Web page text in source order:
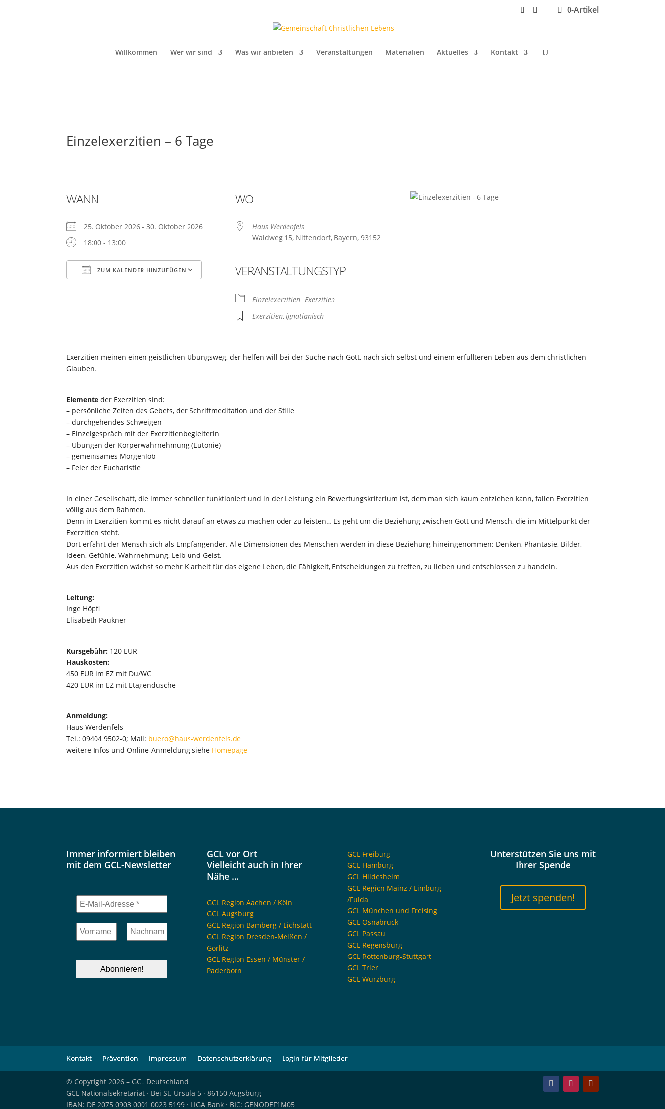
0-Artikel
Willkommen Wer wir sind Was wir anbieten Veranstaltungen Materialien Aktuelles Kontakt
Einzelexerzitien – 6 Tage
WANN
25. Oktober 2026 - 30. Oktober 2026
18:00 - 13:00
ZUM KALENDER HINZUFÜGEN
WO
Haus Werdenfels
Waldweg 15, Nittendorf, Bayern, 93152
VERANSTALTUNGSTYP
Einzelexerzitien Exerzitien
Exerzitien, ignatianisch
Exerzitien meinen einen geistlichen Übungsweg, der helfen will bei der Suche nach Gott, nach sich selbst und einem erfüllteren Leben aus dem christlichen
Glauben.
Elemente der Exerzitien sind:
– persönliche Zeiten des Gebets, der Schriftmeditation und der Stille
– durchgehendes Schweigen
– Einzelgespräch mit der Exerzitienbegleiterin
– Übungen der Körperwahrnehmung (Eutonie)
– gemeinsames Morgenlob
– Feier der Eucharistie
In einer Gesellschaft, die immer schneller funktioniert und in der Leistung ein Bewertungskriterium ist, dem man sich kaum entziehen kann, fallen Exerzitien
völlig aus dem Rahmen.
Denn in Exerzitien kommt es nicht darauf an etwas zu machen oder zu leisten… Es geht um die Beziehung zwischen Gott und Mensch, die im Mittelpunkt der
Exerzitien steht.
Dort erfährt der Mensch sich als Empfangender. Alle Dimensionen des Menschen werden in diese Beziehung hineingenommen: Denken, Phantasie, Bilder,
Ideen, Gefühle, Wahrnehmung, Leib und Geist.
Aus den Exerzitien wächst so mehr Klarheit für das eigene Leben, die Fähigkeit, Entscheidungen zu treffen, zu lieben und entschlossen zu handeln.
Leitung:
Inge Höpfl
Elisabeth Paukner
Kursgebühr: 120 EUR
Hauskosten:
450 EUR im EZ mit Du/WC
420 EUR im EZ mit Etagendusche
Anmeldung:
Haus Werdenfels
Tel.: 09404 9502-0; Mail: buero@haus-werdenfels.de
weitere Infos und Online-Anmeldung siehe Homepage
Immer informiert bleiben
mit dem GCL-Newsletter
GCL vor Ort
Vielleicht auch in Ihrer
Nähe …
GCL Region Aachen / Köln
GCL Augsburg
GCL Region Bamberg / Eichstätt
GCL Region Dresden-Meißen /
Görlitz
GCL Region Essen / Münster /
Paderborn
GCL Freiburg
GCL Hamburg
GCL Hildesheim
GCL Region Mainz / Limburg
/Fulda
GCL München und Freising
GCL Osnabrück
GCL Passau
GCL Regensburg
GCL Rottenburg-Stuttgart
GCL Trier
GCL Würzburg
Unterstützen Sie uns mit
Ihrer Spende
Jetzt spenden!
Kontakt Prävention Impressum Datenschutzerklärung Login für Mitglieder
© Copyright 2026 – GCL Deutschland
GCL Nationalsekretariat · Bei St. Ursula 5 · 86150 Augsburg
IBAN: DE 2075 0903 0001 0023 5199 · LIGA Bank · BIC: GENODEF1M05